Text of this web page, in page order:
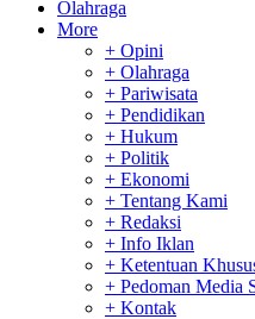
Olahraga
More
+ Opini
+ Olahraga
+ Pariwisata
+ Pendidikan
+ Hukum
+ Politik
+ Ekonomi
+ Tentang Kami
+ Redaksi
+ Info Iklan
+ Ketentuan
+ Pedoman Media
+ Kontak